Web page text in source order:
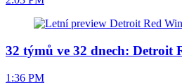
32 týmů ve 32 dnech: Detroit
1:36 PM